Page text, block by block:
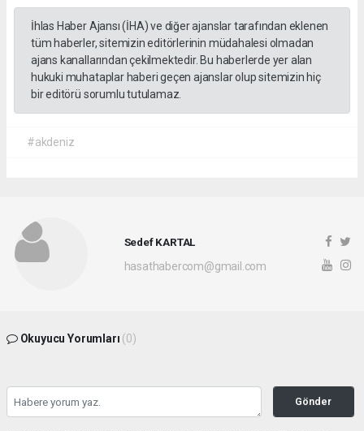
İhlas Haber Ajansı (İHA) ve diğer ajanslar tarafından eklenen
tüm haberler, sitemizin editörlerinin müdahalesi olmadan
ajans kanallarından çekilmektedir. Bu haberlerde yer alan
hukuki muhataplar haberi geçen ajanslar olup sitemizin hiç
bir editörü sorumlu tutulamaz.
#akdeniz
Sedef KARTAL
hasathabercom@gmail.com
Okuyucu Yorumları (0)
Gönder